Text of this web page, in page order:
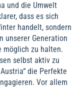
und die Umwelt
dass es sich
handelt, sondern
unserer Generation
möglich zu halten.
selbst aktiv zu
die Perfekte
Vor allem